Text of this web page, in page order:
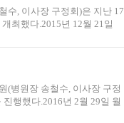
수, 이사장 구정회)은 지난 17
최했다.2015년 12월 21일
(병원장 송철수, 이사장 구정
행했다.2016년 2월 29일 월